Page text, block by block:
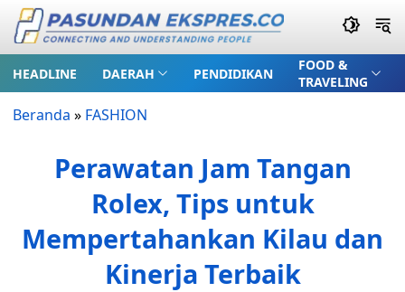
HEADLINE DAERAH PENDIDIKAN
FOOD &
TRAVELING
Beranda » FASHION
Perawatan Jam Tangan
Rolex, Tips untuk
Mempertahankan Kilau dan
Kinerja Terbaik